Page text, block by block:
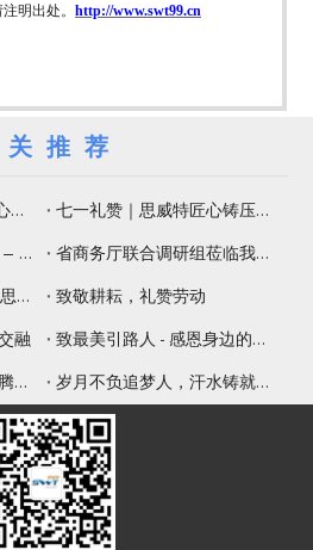
明出处。 http://www.swt99.cn
推荐
八一建军节 | 以军魂守初心，以精工铸品质
七一礼赞｜思威特匠心铸压电元器件，纳米微孔片佑健康生活
端午安康，因 “雾” 而美 —— 思威特压电雾化片，守护嗅觉与健康
省商务厅联合调研组莅临我司调研 赋能专精特新提质增效
以芯致爱，守护时光 —— 思威特致敬母亲节
致敬耕耘，礼赞劳动
融
致最美引路人 - 感恩身边的师傅
灵蛇起舞千山秀，神骏奔腾九野新
岁月不负追梦人，汗水铸就辉煌年